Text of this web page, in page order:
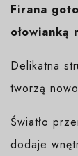
Firana
ołowianką
Delikatna
tworzą
Światło
dodaje